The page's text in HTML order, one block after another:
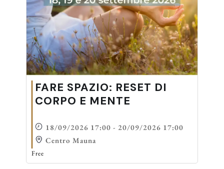
FARE SPAZIO: RESET DI
CORPO E MENTE
18/09/2026 17:00 - 20/09/2026 17:00
Centro Mauna
Free